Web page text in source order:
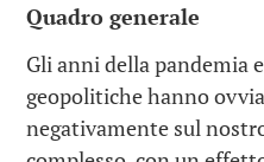
Quadro generale
Gli anni della pandemia
geopolitiche hanno
negativamente sul